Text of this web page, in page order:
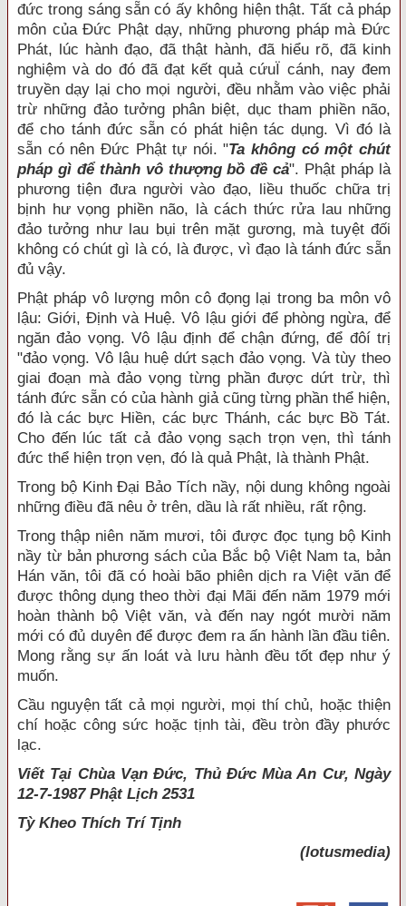
đức trong sáng sẵn có ấy không hiện thật. Tất cả pháp
môn của Đức Phật dạy, những phương pháp mà Đức
Phát, lúc hành đạo, đã thật hành, đã hiểu rõ, đã kinh
nghiệm và do đó đã đạt kết quả cứuÏ cánh, nay đem
truyền dạy lại cho mọi người, đều nhằm vào việc phải
trừ những đảo tưởng phân biệt, dục tham phiền não,
để cho tánh đức sẵn có phát hiện tác dụng. Vì đó là
sẵn có nên Đức Phật tự nói. "Ta không có một chút
pháp gì để thành vô thượng bồ đề cả". Phật pháp là
phương tiện đưa người vào đạo, liều thuốc chữa trị
bịnh hư vọng phiền não, là cách thức rửa lau những
đảo tưởng như lau bụi trên mặt gương, mà tuyệt đối
không có chút gì là có, là được, vì đạo là tánh đức sẵn
đủ vậy.
Phật pháp vô lượng môn cô đọng lại trong ba môn vô
lậu: Giới, Định và Huệ. Vô lậu giới để phòng ngừa, để
ngăn đảo vọng. Vô lậu định để chận đứng, để đôí trị
"đảo vọng. Vô lậu huệ dứt sạch đảo vọng. Và tùy theo
giai đoạn mà đảo vọng từng phần được dứt trừ, thì
tánh đức sẵn có của hành giả cũng từng phần thể hiện,
đó là các bực Hiền, các bực Thánh, các bực Bồ Tát.
Cho đến lúc tất cả đảo vọng sạch trọn vẹn, thì tánh
đức thể hiện trọn vẹn, đó là quả Phật, là thành Phật.
Trong bộ Kinh Đại Bảo Tích nầy, nội dung không ngoài
những điều đã nêu ở trên, dầu là rất nhiều, rất rộng.
Trong thập niên năm mươi, tôi được đọc tụng bộ Kinh
nầy từ bản phương sách của Bắc bộ Việt Nam ta, bản
Hán văn, tôi đã có hoài bão phiên dịch ra Việt văn để
được thông dụng theo thời đại Mãi đến năm 1979 mới
hoàn thành bộ Việt văn, và đến nay ngót mười năm
mới có đủ duyên để được đem ra ấn hành lần đầu tiên.
Mong rằng sự ấn loát và lưu hành đều tốt đẹp như ý
muốn.
Cầu nguyện tất cả mọi người, mọi thí chủ, hoặc thiện
chí hoặc công sức hoặc tịnh tài, đều tròn đầy phước
lạc.
Viết Tại Chùa Vạn Đức, Thủ Đức Mùa An Cư, Ngày
12-7-1987 Phật Lịch 2531
Tỳ Kheo Thích Trí Tịnh
(lotusmedia)